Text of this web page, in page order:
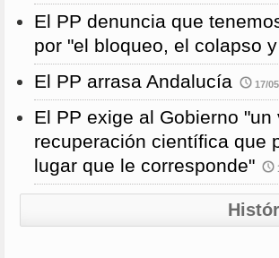
El PP denuncia que
por "el bloqueo, el colapso
El PP arrasa Andalucía
17/
El PP exige al Gobierno
recuperación científica que
lugar que le corresponde"